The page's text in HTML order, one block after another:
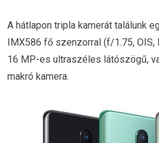
A hátlapon tripla kamerát találunk
IMX586 fő szenzorral (f/1.75, OIS,
16 MP-es ultraszéles látószögű,
makró kamera.